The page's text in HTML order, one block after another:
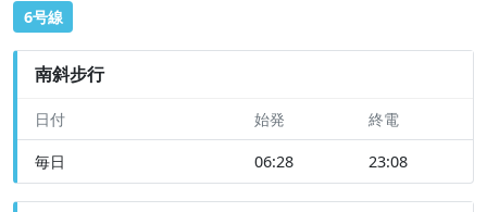
6号線
南斜步行
日付 始発 終電
毎日 06:28 23:08